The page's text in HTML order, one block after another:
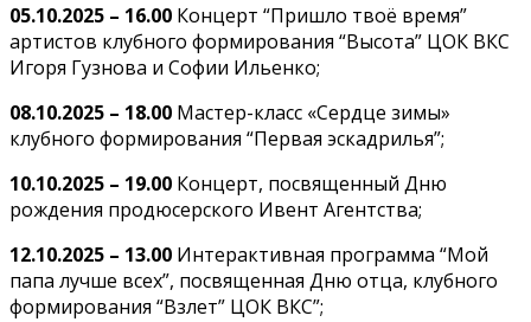
05.10.2025 – 16.00 Концерт “Пришло твоё время”
артистов клубного формирования “Высота” ЦОК ВКС
Игоря Гузнова и Софии Ильенко;
08.10.2025 – 18.00 Мастер-класс «Сердце зимы»
клубного формирования “Первая эскадрилья”;
10.10.2025 – 19.00 Концерт, посвященный Дню
рождения продюсерского Ивент Агентства;
12.10.2025 – 13.00 Интерактивная программа “Мой
папа лучше всех”, посвященная Дню отца, клубного
формирования “Взлет” ЦОК ВКС”;